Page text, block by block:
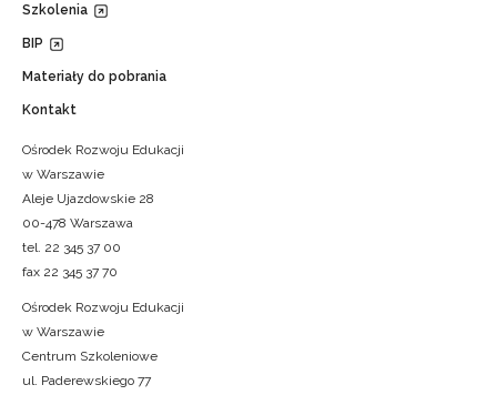
Szkolenia
BIP
Materiały do pobrania
Kontakt
Ośrodek Rozwoju Edukacji
w Warszawie
Aleje Ujazdowskie 28
00-478 Warszawa
tel. 22 345 37 00
fax 22 345 37 70
Ośrodek Rozwoju Edukacji
w Warszawie
Centrum Szkoleniowe
ul. Paderewskiego 77